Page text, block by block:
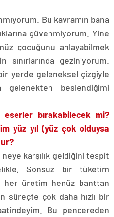
Bu kavramın bana
güvenmiyorum. Yine
çocuğunu anlayabilmek
sınırlarında geziniyorum.
yerde geleneksel çizgiyle
gelenekten beslendiğimi
eserler bırakabilecek mi?
yüz yıl (yüz çok olduysa
neye karşılık geldiğini tespit
Sonsuz bir tüketim
her üretim henüz banttan
süreçte çok daha hızlı bir
Bu pencereden